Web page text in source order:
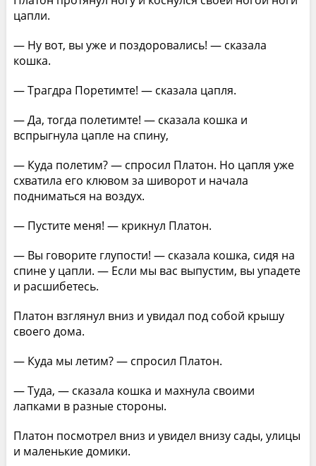
цапли.
— Ну вот, вы уже и поздоровались! — сказала
кошка.
— Трагдра Поретимте! — сказала цапля.
— Да, тогда полетимте! — сказала кошка и
вспрыгнула цапле на спину,
— Куда полетим? — спросил Платон. Но цапля уже
схватила его клювом за шиворот и начала
подниматься на воздух.
— Пустите меня! — крикнул Платон.
— Вы говорите глупости! — сказала кошка, сидя на
спине у цапли. — Если мы вас выпустим, вы упадете
и расшибетесь.
Платон взглянул вниз и увидал под собой крышу
своего дома.
— Куда мы летим? — спросил Платон.
— Туда, — сказала кошка и махнула своими
лапками в разные стороны.
Платон посмотрел вниз и увидел внизу сады, улицы
и маленькие домики.